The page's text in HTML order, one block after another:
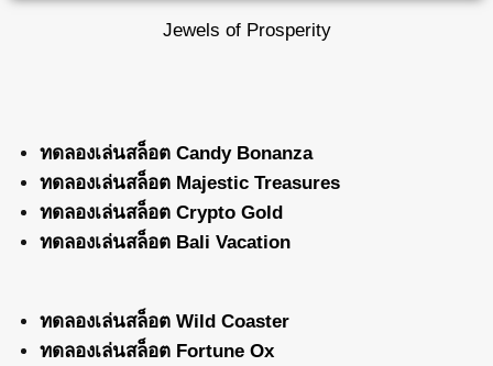
Jewels of Prosperity
ทดลองเล่นสล็อต Candy Bonanza
ทดลองเล่นสล็อต Majestic Treasures
ทดลองเล่นสล็อต Crypto Gold
ทดลองเล่นสล็อต Bali Vacation
ทดลองเล่นสล็อต Wild Coaster
ทดลองเล่นสล็อต Fortune Ox